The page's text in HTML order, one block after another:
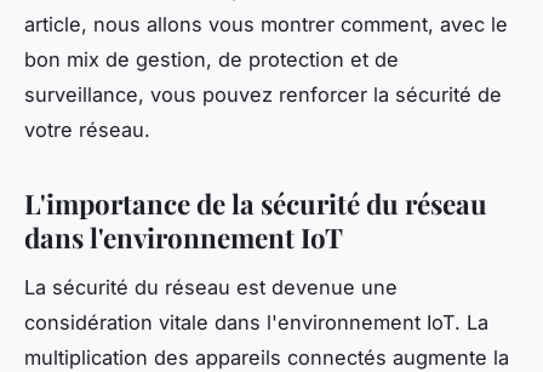
article, nous allons vous montrer comment, avec le
bon mix de gestion, de protection et de
surveillance, vous pouvez renforcer la sécurité de
votre réseau.
L'importance de la sécurité du réseau
dans l'environnement IoT
La sécurité du réseau est devenue une
considération vitale dans l'environnement IoT. La
multiplication des appareils connectés augmente la